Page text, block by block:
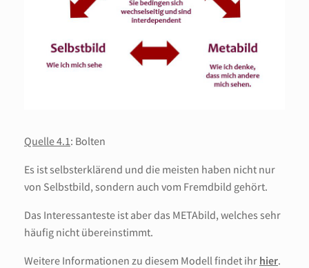
Quelle 4.1 : Bolten
Es ist selbsterklärend und die meisten haben nicht nur
von Selbstbild, sondern auch vom Fremdbild gehört.
Das Interessanteste ist aber das METAbild, welches sehr
häufig nicht übereinstimmt.
Weitere Informationen zu diesem Modell findet ihr hier.